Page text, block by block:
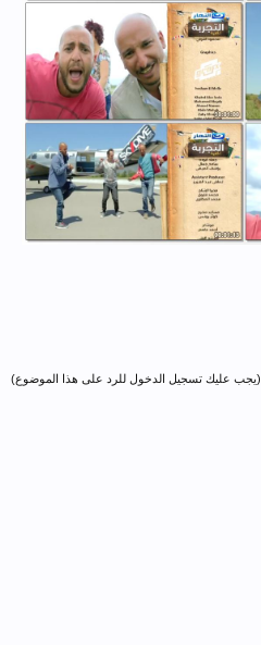
(يجب عليك تسجيل الدخول للرد على هذا الموضوع)